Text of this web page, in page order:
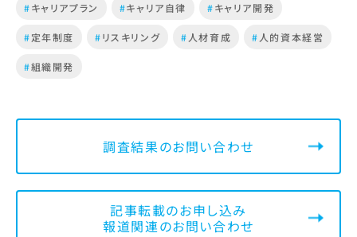
#キャリアプラン #キャリア自律 #キャリア開発
#定年制度 #リスキリング # 人材育成 # 人的資本経営
#組織開発
調査結果のお問い合わせ
記事転載のお申し込み
報道関連のお問い合わせ